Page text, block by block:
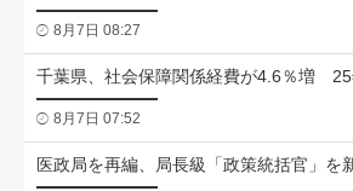
8月7日 08:27
千葉県、社会保障関係経費が4.6％増
8月7日 07:52
医政局を再編、局長級「政策統括官」